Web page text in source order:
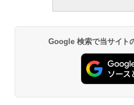
Google 検索で当サイト